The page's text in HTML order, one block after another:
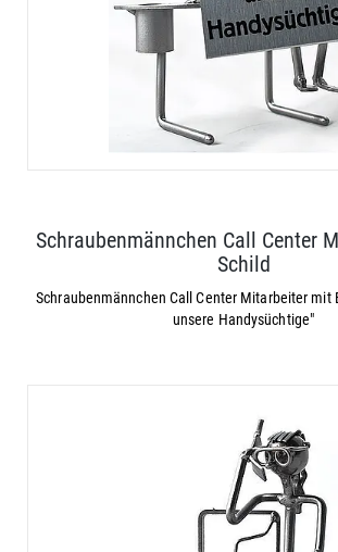
Schraubenmännchen Call Center
Schild
Schraubenmännchen Call Center Mitarbeiter mit
unsere Handysüchtige"